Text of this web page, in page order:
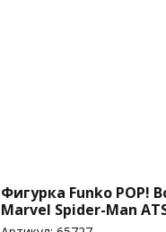
Фигурка Funko POP!
Marvel Spider-Man
Woman (1228)